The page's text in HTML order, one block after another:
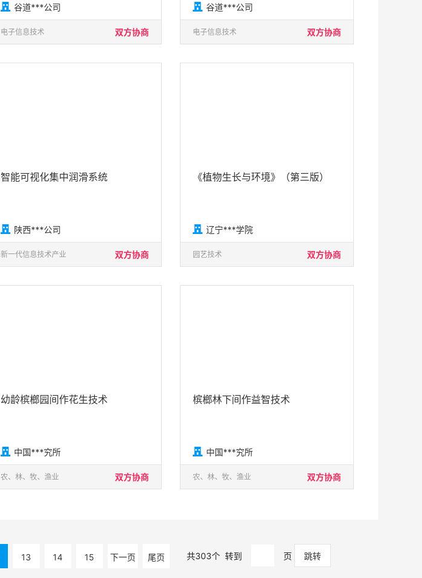
 谷道***公司
电子信息技术 双方协商
 谷道***公司
电子信息技术 双方协商
智能可视化集中润滑系统
 陕西***公司
新一代信息技术产业 双方协商
《植物生长与环境》（第三版）
 辽宁***学院
园艺技术 双方协商
幼龄槟榔园间作花生技术
 中国***究所
农、林、牧、渔业 双方协商
槟榔林下间作益智技术
 中国***究所
农、林、牧、渔业 双方协商
13 14 15 下一页 尾页 共303个 转到 页